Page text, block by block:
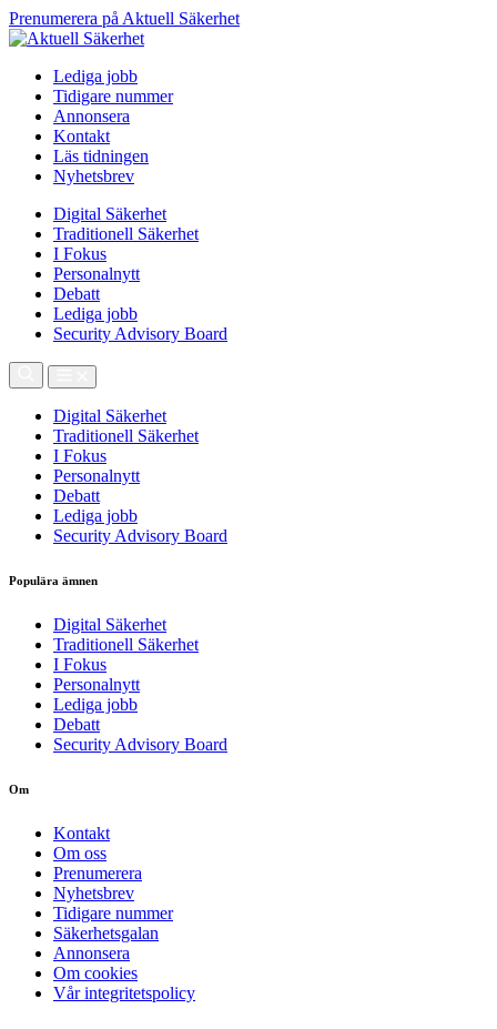
Prenumerera på Aktuell Säkerhet
Lediga jobb
Tidigare nummer
Annonsera
Kontakt
Läs tidningen
Nyhetsbrev
Digital Säkerhet
Traditionell Säkerhet
I Fokus
Personalnytt
Debatt
Lediga jobb
Security Advisory Board
Digital Säkerhet
Traditionell Säkerhet
I Fokus
Personalnytt
Debatt
Lediga jobb
Security Advisory Board
Populära ämnen
Digital Säkerhet
Traditionell Säkerhet
I Fokus
Personalnytt
Lediga jobb
Debatt
Security Advisory Board
Om
Kontakt
Om oss
Prenumerera
Nyhetsbrev
Tidigare nummer
Säkerhetsgalan
Annonsera
Om cookies
Vår integritetspolicy